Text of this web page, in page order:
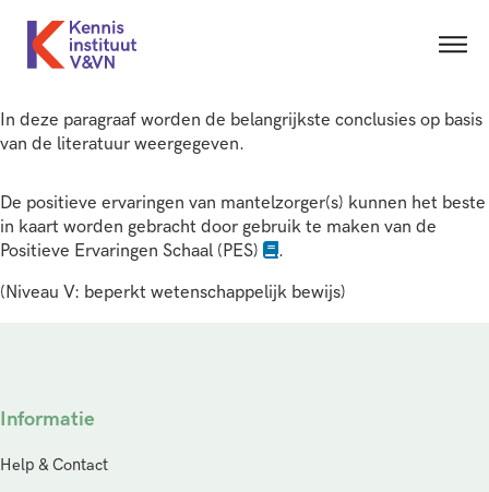
In deze paragraaf worden de belangrijkste conclusies op basis
van de literatuur weergegeven.
De positieve ervaringen van mantelzorger(s) kunnen het beste
in kaart worden gebracht door gebruik te maken van de
Positieve Ervaringen Schaal (PES)
.
(Niveau V: beperkt wetenschappelijk bewijs)
Informatie
Help & Contact